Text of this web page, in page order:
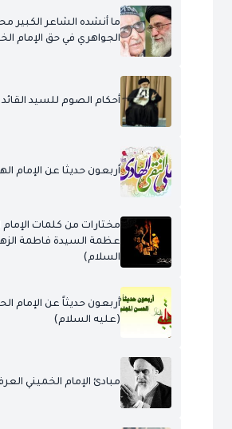
ما أنشده الشاعر الكبير
الجواهري في حق الإمام
أحكام الصوم للسيد القائد
أربعون حديثا عن الإمام
مختارات من كلمات الإمام
عظمة السيدة فاطمة
السلام)
أربعون حديثاً عن الإمام
(عليه السلام)
مبادئ الإمام الخميني